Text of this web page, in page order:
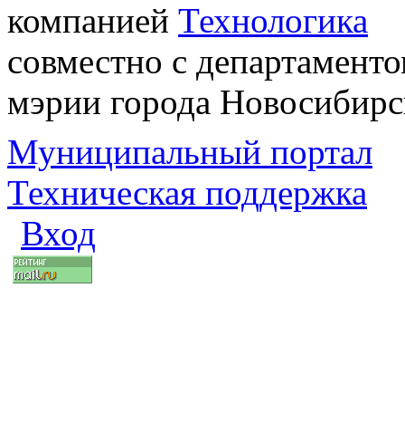
компанией Технологика
совместно с
мэрии города
Муниципальный портал
Техническая поддержка
Вход